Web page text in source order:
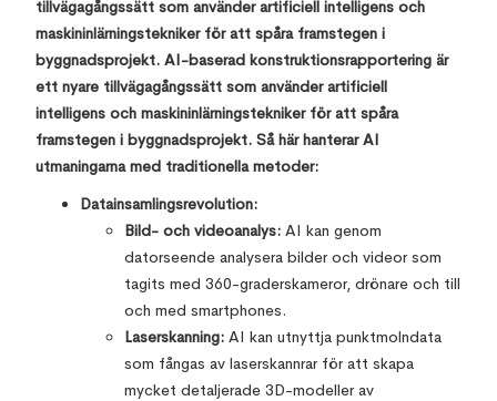
tillvägagångssätt som använder artificiell intelligens och
maskininlärningstekniker för att spåra framstegen i
byggnadsprojekt. AI-baserad konstruktionsrapportering är
ett nyare tillvägagångssätt som använder artificiell
intelligens och maskininlärningstekniker för att spåra
framstegen i byggnadsprojekt. Så här hanterar AI
utmaningarna med traditionella metoder:
Datainsamlingsrevolution:
Bild- och videoanalys: AI kan genom
datorseende analysera bilder och videor som
tagits med 360-graderskameror, drönare och till
och med smartphones.
Laserskanning: AI kan utnyttja punktmolndata
som fångas av laserskannrar för att skapa
mycket detaljerade 3D-modeller av